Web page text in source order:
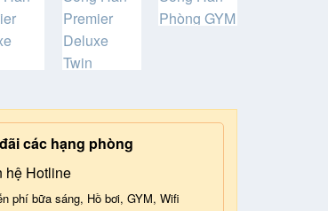
các hạng phòng
hệ Hotline
phí bữa sáng, Hồ bơi, GYM, Wifi